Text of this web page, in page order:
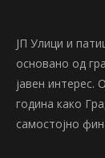
ЈП Улици и
основано од
јавен интерес.
година како
самостојно